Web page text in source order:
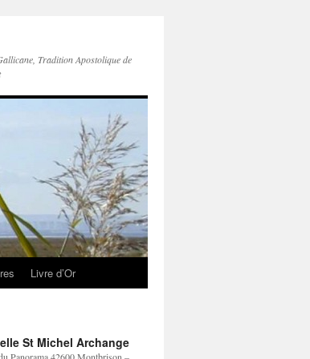
Tradition Apostolique de
Livre d’Or
St Michel Archange